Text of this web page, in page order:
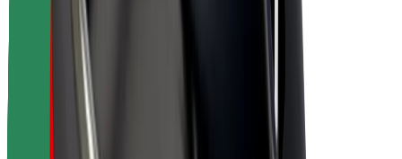
Project Zero
Bloq
Xəbər otağı
Brend təlimatları
Missiya